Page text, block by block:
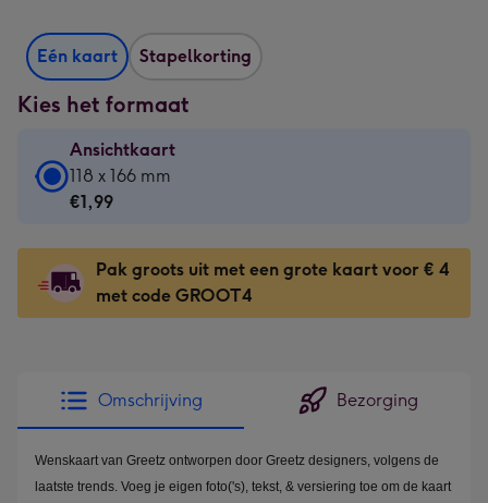
Eén kaart Stapelkorting
Kies het formaat
Ansichtkaart
Ansichtkaart
-
-
118
x
Dimensions:
118
x
166
118 x 166 mm
€1,99
Pak groots uit met een grote kaart voor € 4
met code GROOT4
Omschrijving Bezorging
Wenskaart van Greetz ontworpen door Greetz designers, volgens de
laatste trends. Voeg je eigen foto('s), tekst, & versiering toe om de kaart